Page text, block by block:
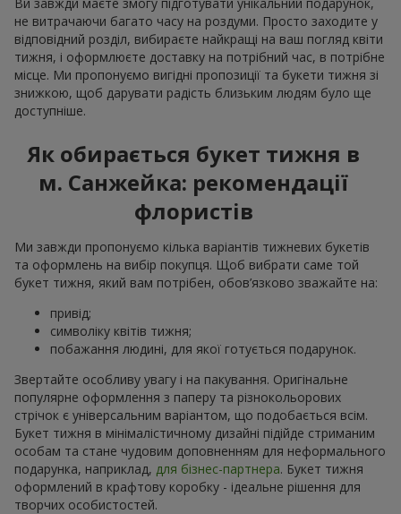
не витрачаючи багато часу на роздуми. Просто заходите у
відповідний розділ, вибираєте найкращі на ваш погляд квіти
тижня, і оформлюєте доставку на потрібний час, в потрібне
місце. Ми пропонуємо вигідні пропозиції та букети тижня зі
знижкою, щоб дарувати радість близьким людям було ще
доступніше.
Як обирається букет тижня в
м. Санжейка: рекомендації
флористів
Ми завжди пропонуємо кілька варіантів тижневих букетів
та оформлень на вибір покупця. Щоб вибрати саме той
букет тижня, який вам потрібен, обов’язково зважайте на:
привід;
символіку квітів тижня;
побажання людині, для якої готується подарунок.
Звертайте особливу увагу і на пакування. Оригінальне
популярне оформлення з паперу та різнокольорових
стрічок є універсальним варіантом, що подобається всім.
Букет тижня в мінімалістичному дизайні підійде стриманим
особам та стане чудовим доповненням для неформального
подарунка, наприклад, для бізнес-партнера. Букет тижня
оформлений в крафтову коробку - ідеальне рішення для
творчих особистостей.